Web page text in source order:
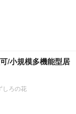
/小規模多機能型居
しろの花